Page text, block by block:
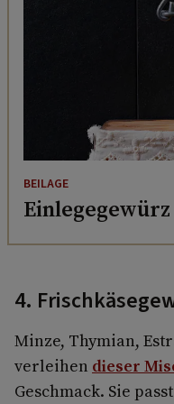
BEILAGE
Einlegegewürz
4.
Minze, Thymian,
verleihen dieser
Geschmack. Sie